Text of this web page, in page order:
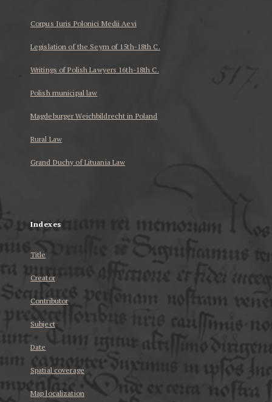
Corpus Iuris Polonici Medii Aevi
Legislation of the Seym of 15th-18th C.
Writings of Polish Lawyers 16th-18th C.
Polish municipal law
Magdeburger Weichbildrecht in Poland
Rural Law
Grand Duchy of Lituania Law
Indexes
Title
Creator
Contributor
Subject
Date
Spatial coverage
Map localization